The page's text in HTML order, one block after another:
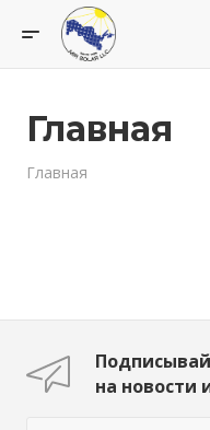
Главная
Главная
на новости